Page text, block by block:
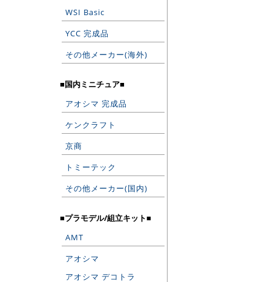
WSI Basic
YCC 完成品
その他メーカー(海外)
■国内ミニチュア■
アオシマ 完成品
ケンクラフト
京商
トミーテック
その他メーカー(国内)
■プラモデル/組立キット■
AMT
アオシマ
アオシマ デコトラ